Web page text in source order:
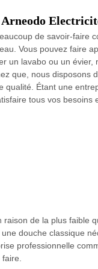
Arneodo
de savoir-faire
Vous pouvez faire
un lavabo ou un
que, nous disposons
Étant une
tous vos besoins
de la plus faible
douche classique
professionnelle